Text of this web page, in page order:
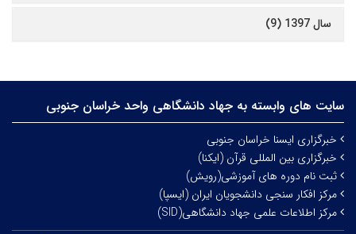
سال 1397 (9)
سایت های وابسته به جهاد دانشگاهی واحد خراسان جنوبی
خبرگزاری ایسنا خراسان جنوبی
خبرگزاری بین المللی قرآن (ایکنا)
ثبت نام دوره های آموزشی(رویش)
مرکز افکار سنجی دانشجویان ایران (ایسپا)
مرکز اطلاعات علمی جهاد دانشگاهی(SID)